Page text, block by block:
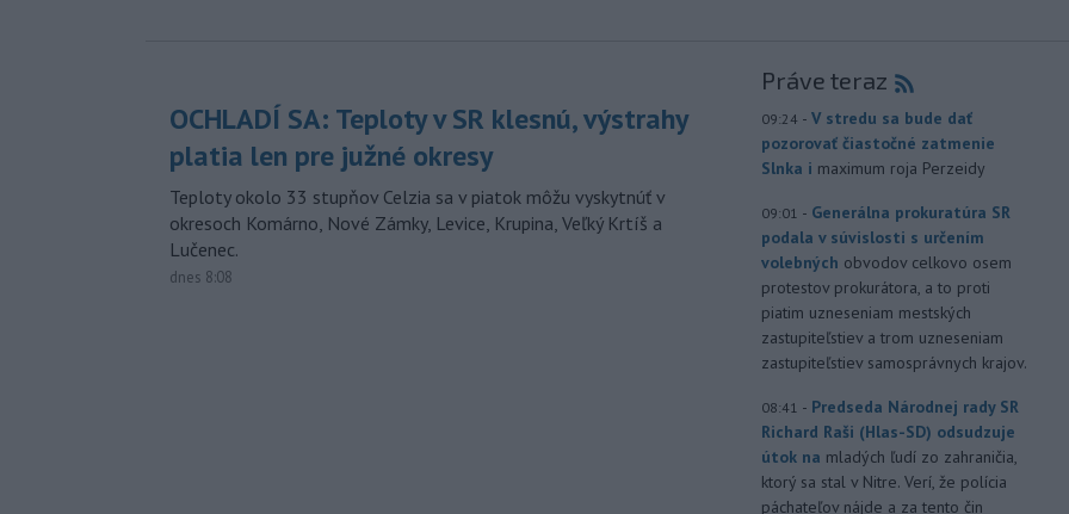
OCHLADÍ SA: Teploty v SR klesnú, výstrahy
platia len pre južné okresy
Teploty okolo 33 stupňov Celzia sa v piatok môžu vyskytnúť v
okresoch Komárno, Nové Zámky, Levice, Krupina, Veľký Krtíš a
Lučenec.
dnes 8:08
Práve teraz
09:24 - V stredu sa bude dať
pozorovať čiastočné zatmenie
Slnka i maximum roja Perzeidy
09:01 - Generálna prokuratúra SR
podala v súvislosti s určením
volebných obvodov celkovo osem
protestov prokurátora, a to proti
piatim uzneseniam mestských
zastupiteľstiev a trom uzneseniam
zastupiteľstiev samosprávnych krajov.
08:41 - Predseda Národnej rady SR
Richard Raši (Hlas-SD) odsudzuje
útok na mladých ľudí zo zahraničia,
ktorý sa stal v Nitre. Verí, že polícia
páchateľov nájde a za tento čin